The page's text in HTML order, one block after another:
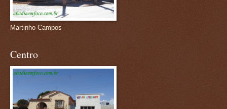
Martinho Campos
Centro